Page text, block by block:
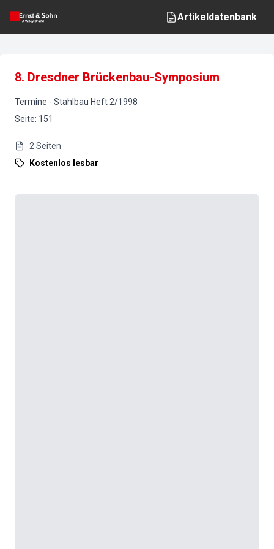
Artikeldatenbank
8. Dresdner Brückenbau-Symposium
Termine - Stahlbau Heft 2/1998
Seite: 151
2 Seiten
Kostenlos lesbar